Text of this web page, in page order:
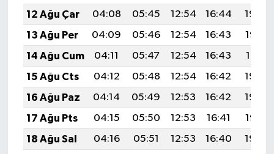
12 Ağu Çar
04:08 05:45 12:54 16:44
19:54
13 Ağu Per
04:09 05:46 12:54 16:43
19:52
14 Ağu Cum
04:11 05:47 12:54 16:43
19:51
15 Ağu Cts
04:12 05:48 12:54 16:42
19:50
16 Ağu Paz
04:14 05:49 12:53 16:42
19:48
17 Ağu Pts
04:15 05:50 12:53 16:41
19:47
18 Ağu Sal
04:16 05:51 12:53 16:40
19:45